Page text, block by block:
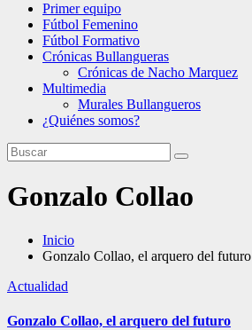
Primer equipo
Fútbol Femenino
Fútbol Formativo
Crónicas Bullangueras
Crónicas de Nacho Marquez
Multimedia
Murales Bullangueros
¿Quiénes somos?
Gonzalo Collao
Inicio
Gonzalo Collao, el arquero del futuro
Actualidad
Gonzalo Collao, el arquero del futuro